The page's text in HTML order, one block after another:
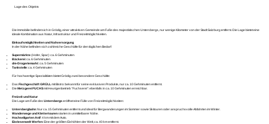
Lage des Objekts
Die Immobilie befindet sich in Grödig, einer attraktiven Gemeinde am Fuße des majestätischen Untersbergs, nur wenige Kilometer von der Stadt Salzburg entfernt. Die Lage bietet eine
ideale Kombination aus Natur, Infrastruktur und Freizeitmöglichkeiten.
Einkaufsmöglichkeiten und Nahversorgung
In der Nähe befinden sich zahlreiche Geschäfte für den täglichen Bedarf:
Supermärkte (Hofer, Spar): ca. 6 Gehminuten
Bäckerei: ca. 6 Gehminuten
dm-Drogeriemarkt: ca. 5 Gehminuten
Tankstelle: ca. 4 Gehminuten
Für hochwertige Spezialitäten bietet Grödig zwei besondere Geschäfte:
Das Fischgeschäft GRÜLL mit Bistro: bekannt für seine exklusiven Produkte, nur ca. 10 Gehminuten entfernt.
Die Metzgerei FUCHS mit Heurigenbetrieb "Fuchserei": ebenfalls in ca. 10 Gehminuten erreichbar.
Freizeit und Natur
Die Lage am Fuße des Untersbergs eröffnet eine Fülle von Freizeitmöglichkeiten:
Untersbergbahn: Nur ca. 15 Gehminuten entfernt und ideal für Bergwanderungen im Sommer sowie Skitouren oder anspruchsvolle Abfahrten im Winter.
Wanderwege und Klettertouren starten in unmittelbarer Nähe.
Hochseilgarten Anif: 4 km mit dem Auto.
Eisriesenwelt Werfen: Eine der größten Eishöhlen der Welt, ca. 40 km entfernt.